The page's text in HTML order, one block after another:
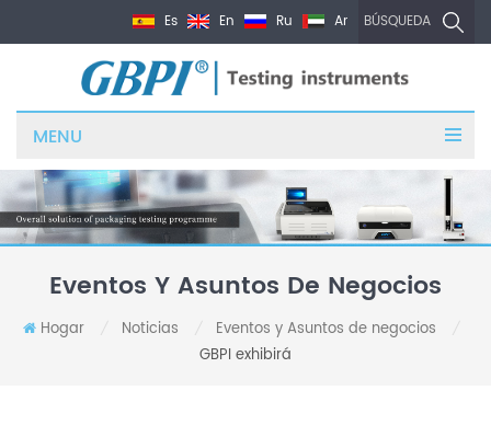
BÚSQUEDA
Es En Ru Ar
MENU
Eventos Y Asuntos De Negocios
Hogar Noticias Eventos y Asuntos de negocios
GBPI exhibirá